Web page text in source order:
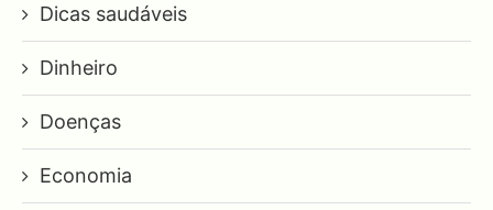
Dicas saudáveis
Dinheiro
Doenças
Economia